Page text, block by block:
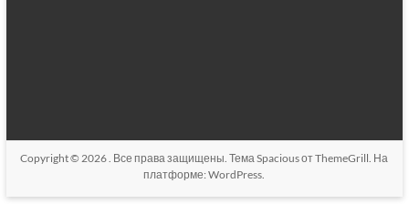
Copyright © 2026. Все права защищены. ТемаSpaciousот ThemeGrill. На
платформе:WordPress.